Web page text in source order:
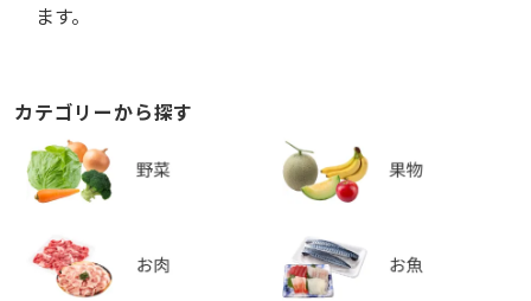
ます。
カテゴリーから探す